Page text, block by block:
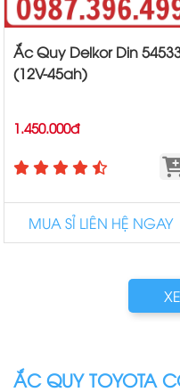
Ắc Quy Delkor Din
(12V-45ah)
1.450.000đ
MUA SỈ LIÊN HỆ NGAY
ẮC QUY TOYOTA